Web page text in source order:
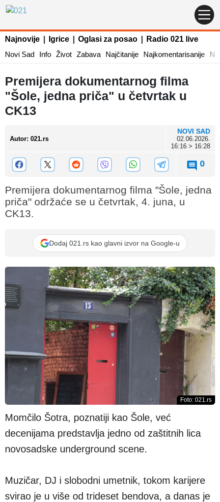
Najnovije Igrice Oglasi za posao
Radio 021 live
Novi Sad
Info Život Zabava Najčitanije Najkomentarisanije
Premijera dokumentarnog filma
"Šole, jedna priča" u četvrtak u
CK13
Autor: 021.rs
NOVI SAD
02.06.2026.
16:16 > 16:28
0
Premijera dokumentarnog filma "Šole, jedna
priča" održaće se u četvrtak, 4. juna, u
CK13.
Dodaj 021.rs kao glavni izvor na Google-u
Foto: 021.rs
Momčilo Šotra, poznatiji kao Šole, već
decenijama predstavlja jedno od zaštitnih lica
novosadske underground scene.
Muzičar, DJ i slobodni umetnik, tokom karijere
svirao je u više od trideset bendova, a danas je